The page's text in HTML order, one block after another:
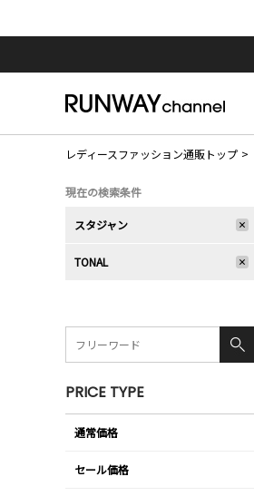
レディースファッション通販トップ
現在の検索条件
スタジャン
TONAL
PRICE TYPE
通常価格
セール価格